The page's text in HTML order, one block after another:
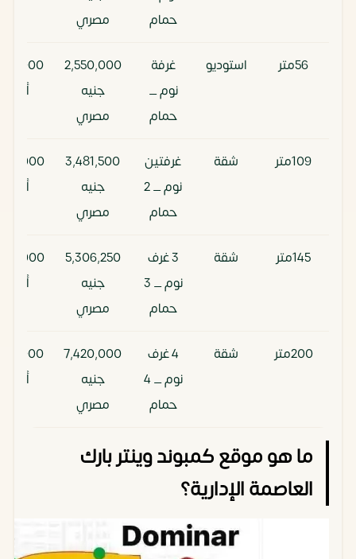
حمام
مصري
56متر استوديو
غرفة
نوم _
حمام
2,550,000
جنيه
مصري
ألف
109متر شقة
غرفتين
نوم _ 2
حمام
3,481,500
جنيه
مصري
ألف
145متر شقة
3 غرف
نوم _ 3
حمام
5,306,250
جنيه
مصري
ألف
200متر شقة
4 غرف
نوم _ 4
حمام
7,420,000
جنيه
مصري
ألف
ما هو موقع كمبوند وينتر بارك
العاصمة الإدارية؟